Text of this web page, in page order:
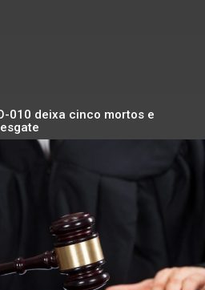
010 deixa cinco mortos e